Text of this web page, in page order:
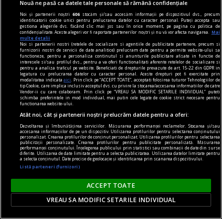
centenar - eugen barbu
Ce trebuie să faci ca să nu mai fii citit
Nu cred că Barbu e un scriitor mare, dar Groapa
rămîne un roman bun (preferata mea e scena
nunții) și pînă și-n Principele sînt pagini de foarte
bună literatură.
Nouă ne pasă ca datele tale personale să rămână confidențiale
Noi și partenerii noștri606 stocăm și/sau accesăm informații pe dispozitivul dvs., precum
identificatorii cookie unici pentru prelucrarea datelor cu caracter personal. Puteți accepta sau
gestiona alegerile dvs. făcând clic mai jos sau în orice moment, pe pagina cu politica de
confidențialitate. Aceste alegeri vor fi raportate partenerilor noștri și nu vă vor afecta navigarea.
Mai
multe detalii
Noi si partenerii nostri (retelele de socializare si agentiile de publicitate partenere, precum si
furnizorii nostri de servicii de date analitice) prelucram date pentru a permite website-ului sa
functioneze, pentru a personaliza continutul si anunturile publicitare afisate in functie de
interesele si/sau profilul dvs., pentru a va oferi functionalitati aferente retelelor de socializare si
pentru a analiza traficul pe website. Beneficiati de drepturile prevazute de art. 15-22 din GDPR in
legatura cu prelucrarea datelor cu caracter personal. Aceste drepturi pot fi exercitate prin
modalitatea indicataaici
. Prin click pe “ACCEPT TOATE”, acceptati folosirea tuturor Tehnologiilor de
tip Cookie, care implica inclusiv acceptul dvs. cu privire la stocarea/accesarea informatiilor de catre
Vendor-ii cu care colaboram. Prin click pe “VREAU SA MODIFIC SETARILE INDIVIDUAL” puteti
schimba preferintele in mod individual, mai putin cele legate de cookie strict necesare pentru
functionarea website-ului.
Atât noi, cât și partenerii noștri prelucrăm datele pentru a oferi:
Dezvoltarea și îmbunătățirea serviciilor. Măsurarea performanței reclamelor. Stocarea și/sau
accesarea informațiilor de pe un dispozitiv. Utilizarea profilurilor pentru selectarea conținutului
personalizat. Crearea profilurilor de conținut personalizat. Utilizarea profilurilor pentru selectarea
publicității personalizate. Crearea profilurilor pentru publicitate personalizată. Măsurarea
performanței conținutului. Înțelegerea publicului prin statistici sau combinații de date din surse
diferite. Utilizarea de date limitate pentru a selecta publicitatea. Utilizarea datelor limitate pentru
a selecta conținutul. Date precise de geolocație și identificarea prin scanarea dispozitivului.
Listă parteneri (furnizori)
ACCEPT TOATE
VREAU SA MODIFIC SETARILE INDIVIDUAL